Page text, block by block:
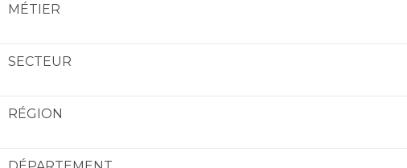
MÉTIER
SECTEUR
RÉGION